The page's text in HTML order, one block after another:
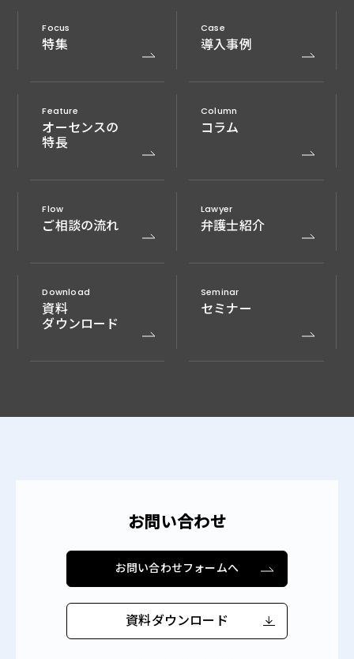
Focus
特集
Case
導入事例
Feature
オーセンスの
特長
Column
コラム
Flow
ご相談の流れ
Lawyer
弁護士紹介
Download
資料
ダウンロード
Seminar
セミナー
お問い合わせ
お問い合わせフォームへ
資料ダウンロード